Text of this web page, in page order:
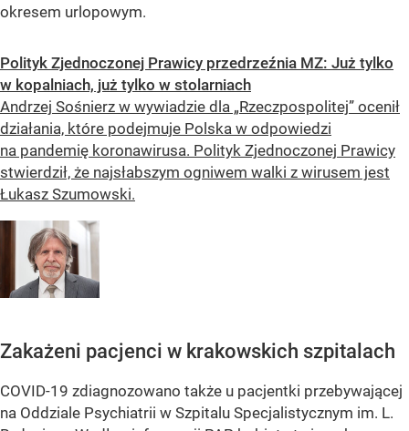
okresem urlopowym.
Polityk Zjednoczonej Prawicy przedrzeźnia MZ: Już tylko
w kopalniach, już tylko w stolarniach
Andrzej Sośnierz w wywiadzie dla „Rzeczpospolitej” ocenił
działania, które podejmuje Polska w odpowiedzi
na pandemię koronawirusa. Polityk Zjednoczonej Prawicy
stwierdził, że najsłabszym ogniwem walki z wirusem jest
Łukasz Szumowski.
Zakażeni pacjenci w krakowskich szpitalach
COVID-19 zdiagnozowano także u pacjentki przebywającej
na Oddziale Psychiatrii w Szpitalu Specjalistycznym im. L.